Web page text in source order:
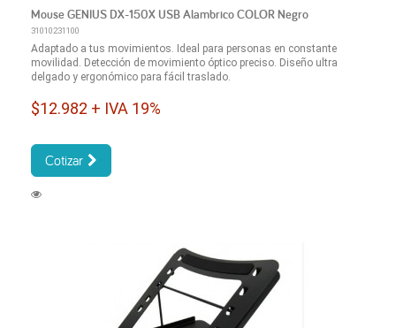
Mouse GENIUS DX-150X USB Alambrico COLOR Negro
31010231100
Adaptado a tus movimientos. Ideal para personas en constante
movilidad. Detección de movimiento óptico preciso. Diseño ultra
delgado y ergonómico para fácil traslado.
$12.982 + IVA 19%
Cotizar